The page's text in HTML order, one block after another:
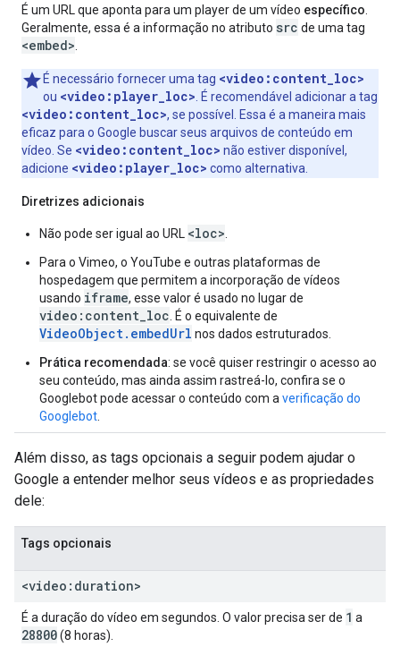
É um URL que aponta para um player de um vídeo específico
Geralmente, essa é a informação no atributo src de uma tag
<embed>
É necessário fornecer uma tag <video:content_loc>
ou <video:player_loc> . É recomendável adicionar a tag
<video:content_loc>, se possível. Essa é a maneira mais
eficaz para o Google buscar seus arquivos de conteúdo em
vídeo. Se <video:content_loc> não estiver disponível,
adicione <video:player_loc> como alternativa.
Diretrizes adicionais
Não pode ser igual ao URL <loc>
Para o Vimeo, o YouTube e outras plataformas de
hospedagem que permitem a incorporação de vídeos
usando iframe, esse valor é usado no lugar de
video:content_loc . É o equivalente de
VideoObject.embedUrl nos dados estruturados.
Prática recomendada: se você quiser restringir o acesso ao
seu conteúdo, mas ainda assim rastreá-lo, confira se o
Googlebot pode acessar o conteúdo com a verificação do
Googlebot
Além disso, as tags opcionais a seguir podem ajudar o
Google a entender melhor seus vídeos e as propriedades
dele:
Tags opcionais
<video:duration>
É a duração do vídeo em segundos. O valor precisa ser de 1 a
28800(8 horas).